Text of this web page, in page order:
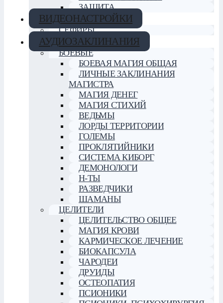
ЗАЩИТА
ВИДЕОНАСТРОЙКИ
СЕФИРЫ
АУДИОЗАКЛИНАНИЯ
БОЕВЫЕ
БОЕВАЯ МАГИЯ ОБЩАЯ
ЛИЧНЫЕ ЗАКЛИНАНИЯ
МАГИСТРА
МАГИЯ ДЕНЕГ
МАГИЯ СТИХИЙ
ВЕДЬМЫ
ЛОРДЫ ТЕРРИТОРИИ
ГОЛЕМЫ
ПРОКЛЯТИЙНИКИ
СИСТЕМА КИБОРГ
ДЕМОНОЛОГИ
Н-ТЫ
РАЗВЕДЧИКИ
ШАМАНЫ
ЦЕЛИТЕЛИ
ЦЕЛИТЕЛЬСТВО ОБЩЕЕ
МАГИЯ КРОВИ
КАРМИЧЕСКОЕ ЛЕЧЕНИЕ
БИОКАПСУЛА
ЧАРОДЕИ
ДРУИДЫ
ОСТЕОПАТИЯ
ПСИОНИКИ